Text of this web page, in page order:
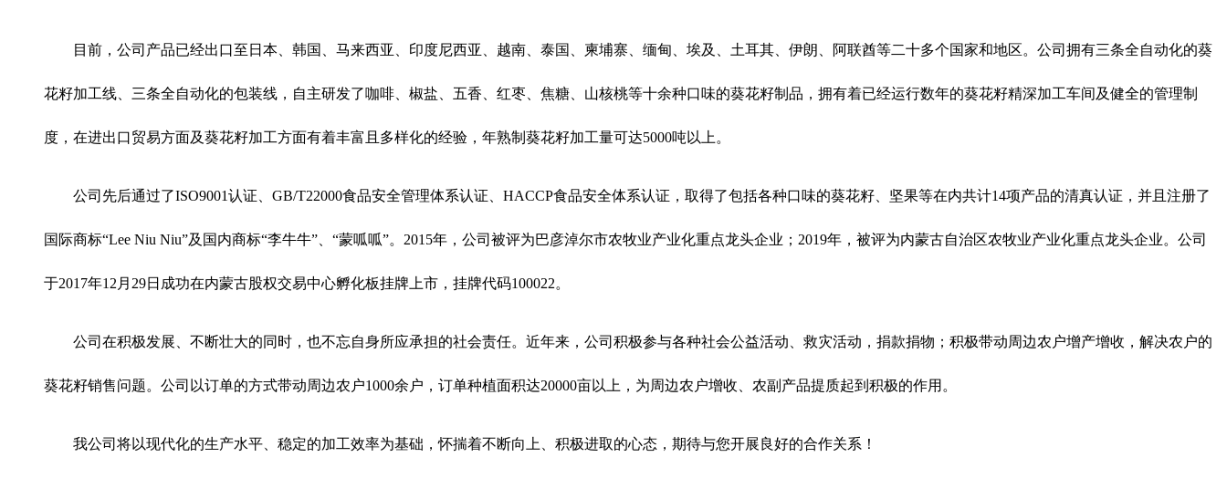
目前，公司产品已经出口至日本、韩国、马来西亚、印度尼西亚、越南、泰国、柬埔寨、缅甸、埃及、土耳其、伊朗、阿联酋等二十多个国家和地区。公司拥有三条全自动化的葵
花籽加工线、三条全自动化的包装线，自主研发了咖啡、椒盐、五香、红枣、焦糖、山核桃等十余种口味的葵花籽制品，拥有着已经运行数年的葵花籽精深加工车间及健全的管理制
度，在进出口贸易方面及葵花籽加工方面有着丰富且多样化的经验，年熟制葵花籽加工量可达5000吨以上。
公司先后通过了ISO9001认证、GB/T22000食品安全管理体系认证、HACCP食品安全体系认证，取得了包括各种口味的葵花籽、坚果等在内共计14项产品的清真认证，并且注册了
国际商标“Lee Niu Niu”及国内商标“李牛牛”、“蒙呱呱”。2015年，公司被评为巴彦淖尔市农牧业产业化重点龙头企业；2019年，被评为内蒙古自治区农牧业产业化重点龙头企业。公司
于2017年12月29日成功在内蒙古股权交易中心孵化板挂牌上市，挂牌代码100022。
公司在积极发展、不断壮大的同时，也不忘自身所应承担的社会责任。近年来，公司积极参与各种社会公益活动、救灾活动，捐款捐物；积极带动周边农户增产增收，解决农户的
葵花籽销售问题。公司以订单的方式带动周边农户1000余户，订单种植面积达20000亩以上，为周边农户增收、农副产品提质起到积极的作用。
我公司将以现代化的生产水平、稳定的加工效率为基础，怀揣着不断向上、积极进取的心态，期待与您开展良好的合作关系！